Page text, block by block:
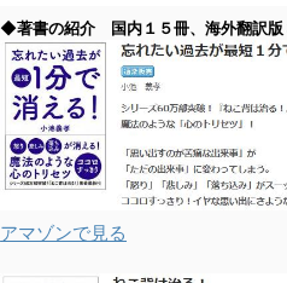
◆著書の紹介 国内１５冊、海外翻訳版
アマゾンで見る